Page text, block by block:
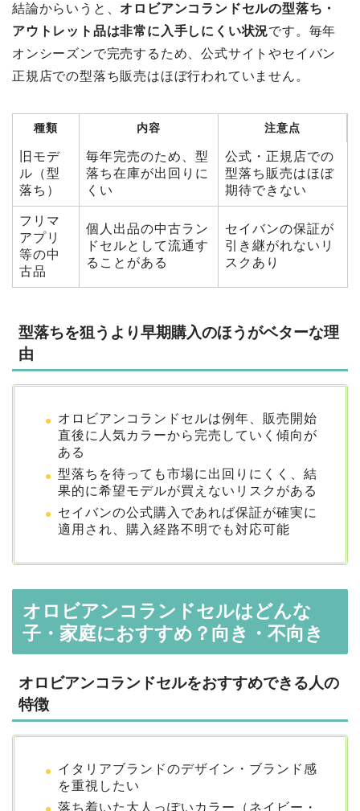
結論からいうと、 オロビアンコランドセルの型落ち・
アウトレット品は非常に入手しにくい状況です。毎年
オンシーズンで完売するため、公式サイトやセイバン
正規店での型落ち販売はほぼ行われていません。
種類 内容 注意点
旧モデ
ル（型
落ち）
毎年完売のため、型
落ち在庫が出回りに
くい
公式・正規店での
型落ち販売はほぼ
期待できない
フリマ
アプリ
等の中
古品
個人出品の中古ラン
ドセルとして流通す
ることがある
セイバンの保証が
引き継がれないリ
スクあり
型落ちを狙うより早期購入のほうがベターな理
由
オロビアンコランドセルは例年、販売開始
直後に人気カラーから完売していく傾向が
ある
型落ちを待っても市場に出回りにくく、結
果的に希望モデルが買えないリスクがある
セイバンの公式購入であれば保証が確実に
適用され、購入経路不明でも対応可能
オロビアンコランドセルはどんな
子・家庭におすすめ？向き・不向き
オロビアンコランドセルをおすすめできる人の
特徴
イタリアブランドのデザイン・ブランド感
を重視したい
落ち着いた大人っぽいカラー（ネイビー・